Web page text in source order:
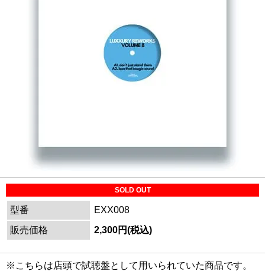
SOLD OUT
型番
EXX008
販売価格
2,300円(税込)
※こちらは店頭で試聴盤として用いられていた商品です。